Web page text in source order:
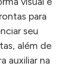
para
seu
além de
auxiliar na